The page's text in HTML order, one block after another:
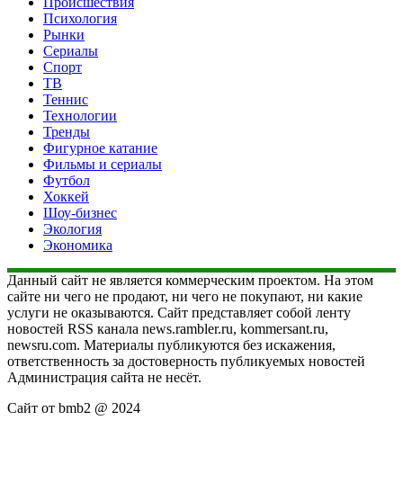
Психология
Рынки
Сериалы
Спорт
ТВ
Теннис
Технологии
Тренды
Фигурное катание
Фильмы и сериалы
Футбол
Хоккей
Шоу-бизнес
Экология
Экономика
Данный сайт не является коммерческим проектом. На этом
сайте ни чего не продают, ни чего не покупают, ни какие
услуги не оказываются. Сайт представляет собой ленту
новостей RSS канала news.rambler.ru, kommersant.ru,
newsru.com. Материалы публикуются без искажения,
ответственность за достоверность публикуемых новостей
Администрация сайта не несёт.
Сайт от bmb2 @ 2024